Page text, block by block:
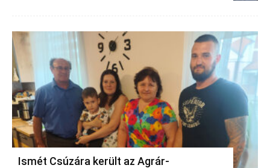
Ismét Csúzára került az Agrár-